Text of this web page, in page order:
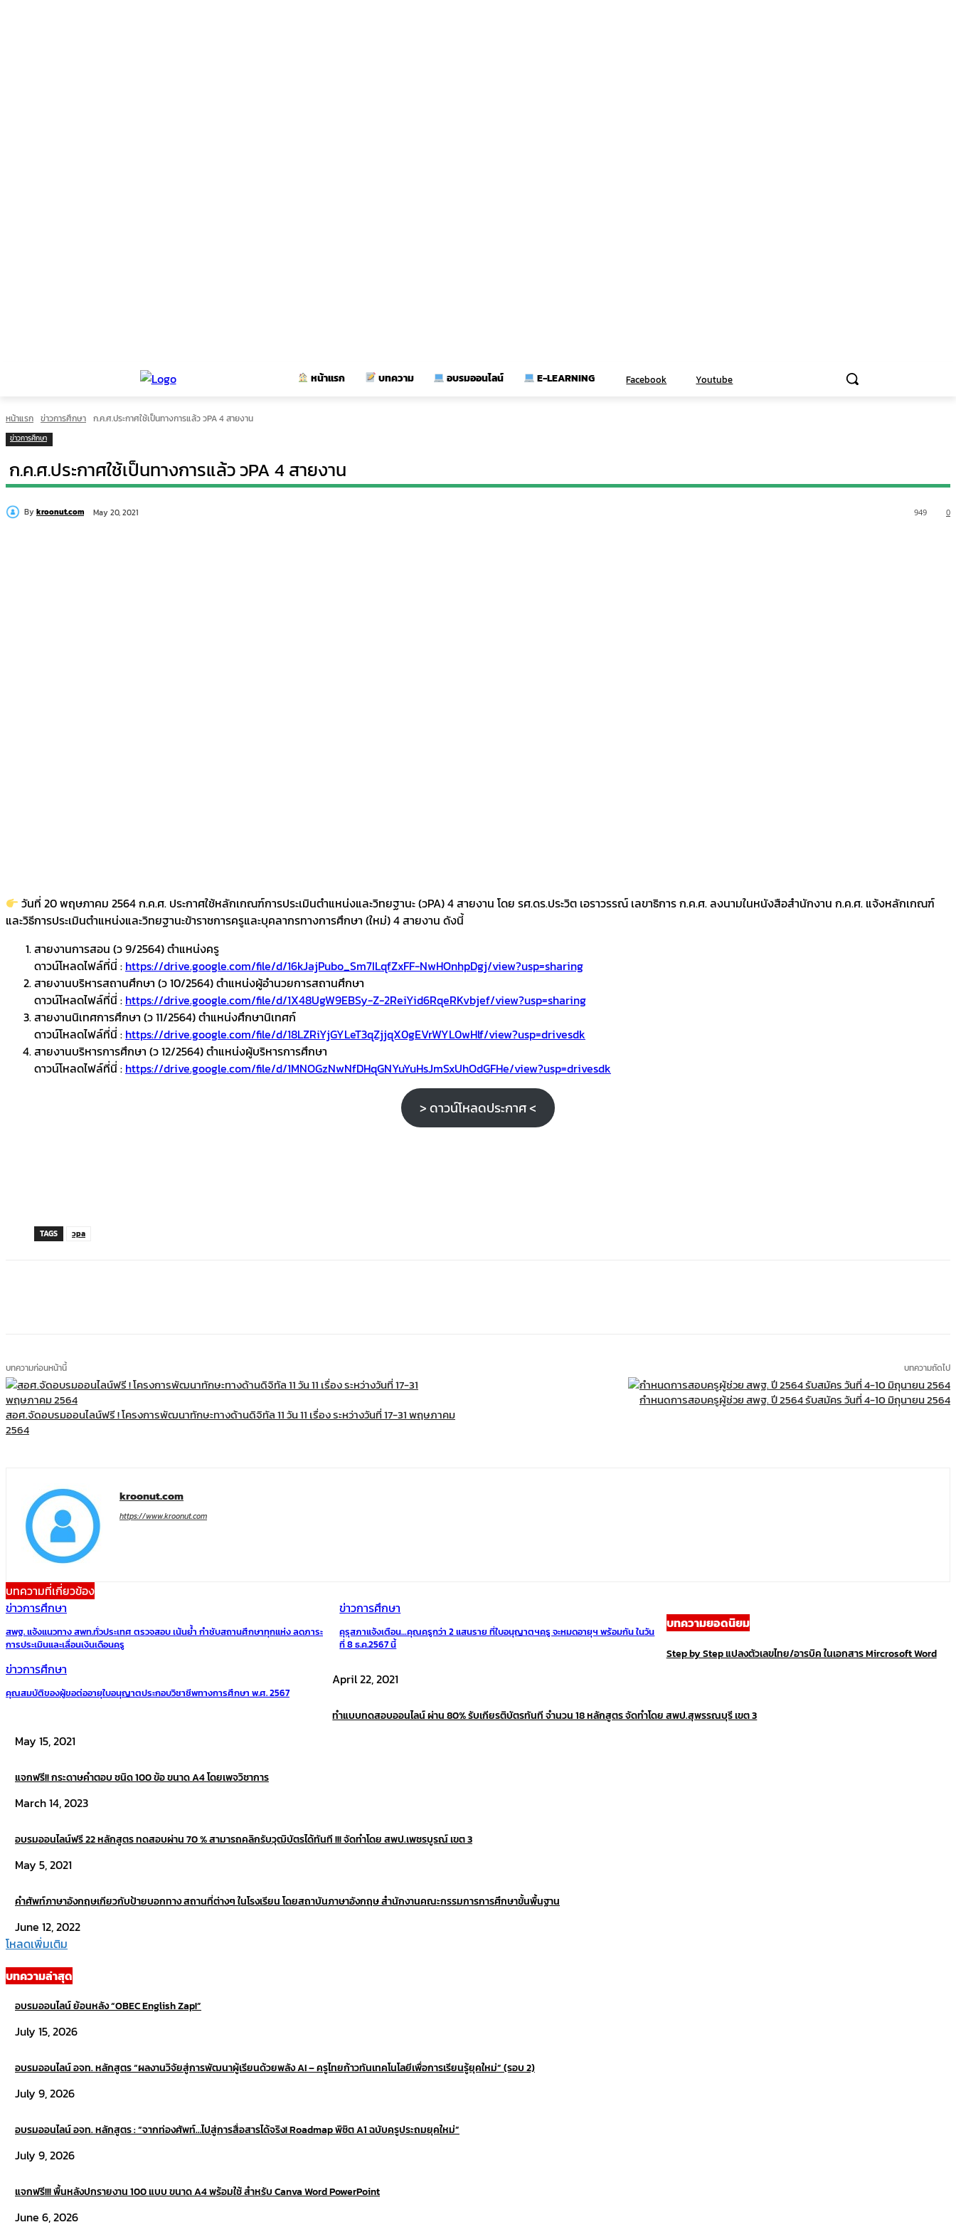
Facebook Youtube
หน้าแรก บทความ อบรมออนไลน์ E-LEARNING
หน้าแรก ข่าวการศึกษา ก.ค.ศ.ประกาศใช้เป็นทางการแล้ว วPA 4 สายงาน
ข่าวการศึกษา
ก.ค.ศ.ประกาศใช้เป็นทางการแล้ว วPA 4 สายงาน
Bykroonut.com May 20, 2021 0
949
วันที่ 20 พฤษภาคม 2564 ก.ค.ศ. ประกาศใช้หลักเกณฑ์การประเมินตำแหน่งและวิทยฐานะ (วPA) 4 สายงาน โดย รศ.ดร.ประวิต เอราวรรณ์ เลขาธิการ ก.ค.ศ. ลงนามในหนังสือสำนักงาน ก.ค.ศ. แจ้งหลักเกณฑ์
และวิธีการประเมินตำแหน่งและวิทยฐานะข้าราชการครูและบุคลากรทางการศึกษา (ใหม่) 4 สายงาน ดังนี้
สายงานการสอน (ว 9/2564) ตำแหน่งครู
ดาวน์โหลดไฟล์ที่นี่ : https://drive.google.com/file/d/16kJajPubo_Sm7ILqfZxFF-NwHOnhpDgj/view?usp=sharing
สายงานบริหารสถานศึกษา (ว 10/2564) ตำแหน่งผู้อำนวยการสถานศึกษา
ดาวน์โหลดไฟล์ที่นี่ : https://drive.google.com/file/d/1X48UgW9EBSy-Z-2ReiYid6RqeRKvbjef/view?usp=sharing
สายงานนิเทศการศึกษา (ว 11/2564) ตำแหน่งศึกษานิเทศก์
ดาวน์โหลดไฟล์ที่นี่ : https://drive.google.com/file/d/18LZRiYjGYLeT3qZjjqX0gEVrWYL0wHlf/view?usp=drivesdk
สายงานบริหารการศึกษา (ว 12/2564) ตำแหน่งผู้บริหารการศึกษา
ดาวน์โหลดไฟล์ที่นี่ : https://drive.google.com/file/d/1MNOGzNwNfDHqGNYuYuHsJmSxUhOdGFHe/view?usp=drivesdk
> ดาวน์โหลดประกาศ <
TAGS วpa
บทความก่อนหน้านี้
สอศ.จัดอบรมออนไลน์ฟรี ! โครงการพัฒนาทักษะทางด้านดิจิทัล 11 วัน 11 เรื่อง ระหว่างวันที่ 17-31 พฤษภาคม
2564
บทความถัดไป
กำหนดการสอบครูผู้ช่วย สพฐ. ปี 2564 รับสมัคร วันที่ 4-10 มิถุนายน 2564
kroonut.com
https://www.kroonut.com
บทความที่เกี่ยวข้อง
ข่าวการศึกษา
สพฐ. แจ้งแนวทาง สพท.ทั่วประเทศ ตรวจสอบ เน้นย้ำ กำชับสถานศึกษาทุกแห่ง ลดภาระ
การประเมินและเลื่อนเงินเดือนครู
ข่าวการศึกษา
คุรุสภาแจ้งเตือน…คุณครูกว่า 2 แสนราย ที่ใบอนุญาตฯครู จะหมดอายุฯ พร้อมกัน ในวัน
ที่ 8 ธ.ค.2567 นี้
ข่าวการศึกษา
คุณสมบัติของผู้ขอต่ออายุใบอนุญาตประกอบวิชาชีพทางการศึกษา พ.ศ. 2567
บทความยอดนิยม
Step by Step แปลงตัวเลขไทย/อารบิค ในเอกสาร Mircrosoft Word
April 22, 2021
ทำแบบทดสอบออนไลน์ ผ่าน 80% รับเกียรติบัตรทันที จำนวน 18 หลักสูตร จัดทำโดย สพป.สุพรรณบุรี เขต 3
May 15, 2021
แจกฟรี!! กระดาษคำตอบ ชนิด 100 ข้อ ขนาด A4 โดยเพจวิชาการ
March 14, 2023
อบรมออนไลน์ฟรี 22 หลักสูตร ทดสอบผ่าน 70 % สามารถคลิกรับวุฒิบัตรได้ทันที !!! จัดทำโดย สพป.เพชรบูรณ์ เขต 3
May 5, 2021
คำศัพท์ภาษาอังกฤษเกียวกับป้ายบอกทาง สถานที่ต่างๆ ในโรงเรียน โดยสถาบันภาษาอังกฤษ สำนักงานคณะกรรมการการศึกษาขั้นพื้นฐาน
June 12, 2022
โหลดเพิ่มเติม
บทความล่าสุด
อบรมออนไลน์ ย้อนหลัง “OBEC English Zap!”
July 15, 2026
อบรมออนไลน์ อจท. หลักสูตร “ผลงานวิจัยสู่การพัฒนาผู้เรียนด้วยพลัง AI – ครูไทยก้าวทันเทคโนโลยีเพื่อการเรียนรู้ยุคใหม่” (รอบ 2)
July 9, 2026
อบรมออนไลน์ อจท. หลักสูตร : “จากท่องศัพท์…ไปสู่การสื่อสารได้จริง! Roadmap พิชิต A1 ฉบับครูประถมยุคใหม่”
July 9, 2026
แจกฟรี!!! พื้นหลังปกรายงาน 100 แบบ ขนาด A4 พร้อมใช้ สำหรับ Canva Word PowerPoint
June 6, 2026